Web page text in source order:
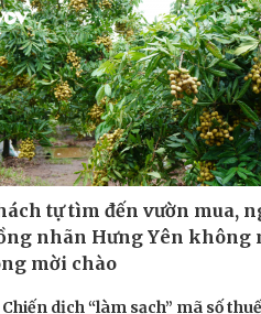
Tỷ giá
Chứng khoán
Giá cà phê
nghiệp
24h
Công nghệ
Sành điệu
Tin Công nghệ
Trải nghiệm
Chuyển đổi số
tự tìm đến vườn mua,
nhãn Hưng Yên không
mời chào
Chiến dịch “làm sạch” mã số